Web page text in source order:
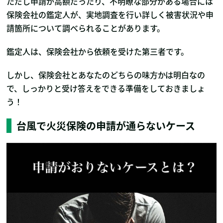
保険会社の鑑定人が、実地調査を行い詳しく被害状況や申
請箇所について調べられることがあります。
鑑定人は、保険会社から依頼を受けた第三者です。
しかし、保険会社とあなたのどちらの味方かは明白なの
で、しっかりと受け答えをできる準備をしておきましょ
う！
台風で火災保険の申請が通らないケース